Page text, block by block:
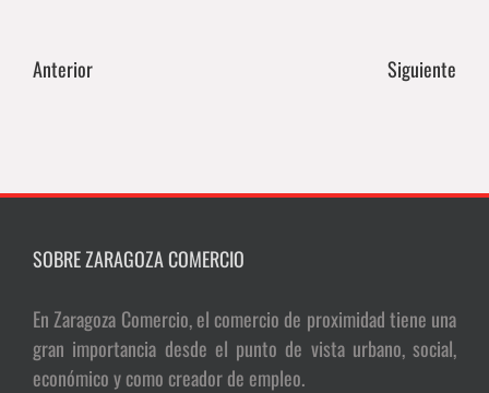
Anterior Siguiente
SOBRE ZARAGOZA COMERCIO
En Zaragoza Comercio, el comercio de proximidad tiene una
gran importancia desde el punto de vista urbano, social,
económico y como creador de empleo.